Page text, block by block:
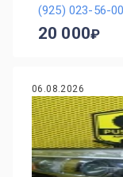
(925) 023-56-00
20 000
06.08.2026